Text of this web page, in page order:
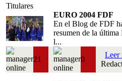
Titulares
EURO 2004 FDF
En el Blog de FDF
resumen de la
l...
21 0
Leer